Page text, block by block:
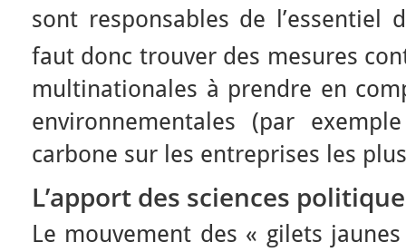
sont responsables de l’essentiel
faut donc trouver des mesures
multinationales à prendre en
environnementales (par
carbone sur les entreprises les
L’apport des sciences
Le mouvement des « gilets